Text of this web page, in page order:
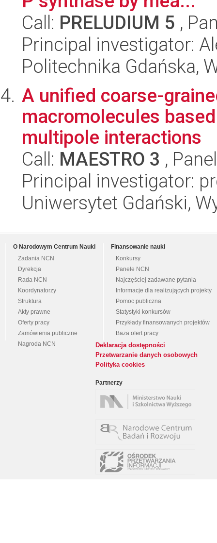
Call: PRELUDIUM 5 ,
Principal investigator:
Politechnika Gdańska,
A unified coarse-
macromolecules
multipole interactions
Call: MAESTRO 3 ,
Principal investigator:
Uniwersytet Gdański,
O Narodowym Centrum Nauki
Zadania NCN
Dyrekcja
Rada NCN
Koordynatorzy
Struktura
Akty prawne
Oferty pracy
Zamówienia publiczne
Nagroda NCN
Finansowanie nauki
Konkursy
Panele NCN
Najczęściej zadawane pytania
Informacje dla realizujących projekty
Pomoc publiczna
Statystyki konkursów
Przykłady finansowanych projektów
Baza ofert pracy
Deklaracja dostępności
Przetwarzanie danych osobowych
Polityka cookies
Partnerzy